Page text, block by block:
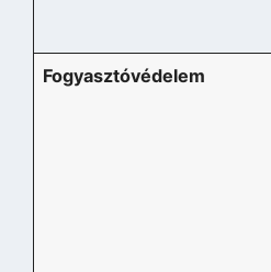
Fogyasztóvédelem